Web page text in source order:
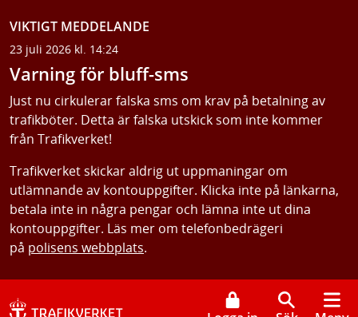
VIKTIGT MEDDELANDE
23 juli 2026 kl. 14:24
Varning för bluff-sms
Just nu cirkulerar falska sms om krav på betalning av
trafikböter. Detta är falska utskick som inte kommer
från Trafikverket!
Trafikverket skickar aldrig ut uppmaningar om
utlämnande av kontouppgifter. Klicka inte på länkarna,
betala inte in några pengar och lämna inte ut dina
kontouppgifter. Läs mer om telefonbedrägeri
på polisens webbplats.